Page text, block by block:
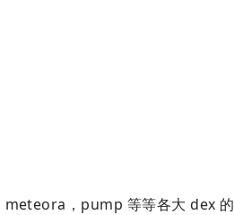
，pump 等等各大 dex 的